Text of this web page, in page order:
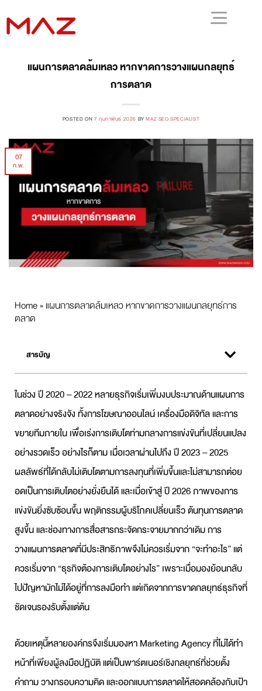
แผนการตลาดล้มเหลว หากขาดการวางแผนกลยุทธ์
การตลาด
POSTED ON 7 กุมภาพันธ์ 2026 BYMAZ SEO SPECIALIST
07
ก.พ.
Home»แผนการตลาดล้มเหลว หากขาดการวางแผนกลยุทธ์การ
ตลาด
สารบัญ
ในช่วง ปี 2020 – 2022 หลายธุรกิจเริ่มเพิ่มงบประมาณด้านแผนการ
ตลาดอย่างจริงจัง ทั้งการโฆษณาออนไลน์ เครื่องมือดิจิทัล และการ
ขยายทีมภายใน เพื่อเร่งการเติบโตท่ามกลางการแข่งขันที่เปลี่ยนแปลง
อย่างรวดเร็ว อย่างไรก็ตาม เมื่อเวลาผ่านไปถึง ปี 2023 – 2025
ผลลัพธ์ที่ได้กลับไม่เติบโตตามการลงทุนที่เพิ่มขึ้นและไม่สามารถต่อย
อดเป็นการเติบโตอย่างยั่งยืนได้ และเมื่อเข้าสู่ ปี 2026 ภาพของการ
แข่งขันยิ่งซับซ้อนขึ้น พฤติกรรมผู้บริโภคเปลี่ยนเร็ว ต้นทุนการตลาด
สูงขึ้น และช่องทางการสื่อสารกระจัดกระจายมากกว่าเดิม การ
วางแผนการตลาดที่มีประสิทธิภาพจึงไม่ควรเริ่มจาก “จะทำอะไร” แต่
ควรเริ่มจาก “ธุรกิจต้องการเติบโตอย่างไร” เพราะเมื่อมองย้อนกลับ
ไปปัญหามักไม่ได้อยู่ที่การลงมือทำ แต่เกิดจากการขาดกลยุทธ์ธุรกิจที่
ชัดเจนรองรับตั้งแต่ต้น
ด้วยเหตุนี้หลายองค์กรจึงเริ่มมองหาMarketing Agencyที่ไม่ได้ทำ
หน้าที่เพียงผู้ลงมือปฏิบัติ แต่เป็นพาร์ตเนอร์เชิงกลยุทธ์ที่ช่วยตั้ง
คำถาม วางกรอบความคิด และออกแบบการตลาดให้สอดคล้องกับเป้า